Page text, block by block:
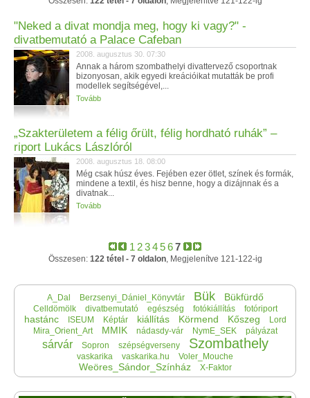
"Neked a divat mondja meg, hogy ki vagy?" -
divatbemutató a Palace Cafeban
2008. augusztus 30. 07:30
Annak a három szombathelyi divattervező csoportnak
bizonyosan, akik egyedi kreációikat mutatták be profi
modellek segítségével,...
Tovább
„Szakterületem a félig őrült, félig hordható ruhák” –
riport Lukács Lászlóról
2008. augusztus 18. 08:00
Még csak húsz éves. Fejében ezer ötlet, színek és formák,
mindene a textil, és hisz benne, hogy a dizájnnak és a
divatnak...
Tovább
1 234567
Összesen: 122 tétel - 7 oldalon, Megjelenítve 121-122-ig
A_Dal Berzsenyi_Dániel_Könyvtár Bük Bükfürdő
Celldömölk divatbemutató egészség fotókiállítás fotóriport
hastánc ISEUM Képtár kiállítás Körmend Kőszeg
Lord
Mira_Orient_Art
MMIK nádasdy-vár NymE_SEK pályázat
sárvár Sopron szépségverseny Szombathely
vaskarika vaskarika.hu Voler_Mouche
Weöres_Sándor_Színház X-Faktor